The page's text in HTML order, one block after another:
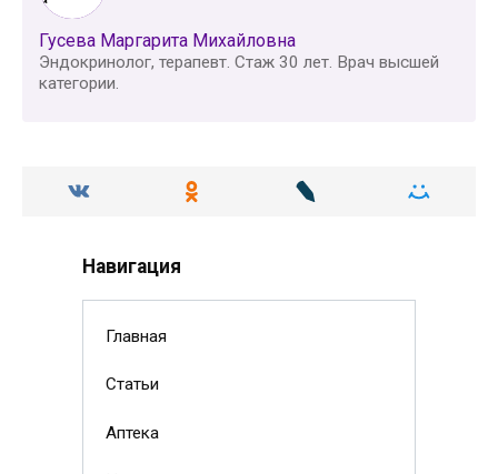
Гусева Маргарита Михайловна
Эндокринолог, терапевт. Стаж 30 лет. Врач высшей
категории.
Навигация
Главная
Статьи
Аптека